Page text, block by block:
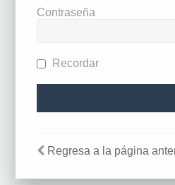
Contraseña
Recordar
Regresa a la página